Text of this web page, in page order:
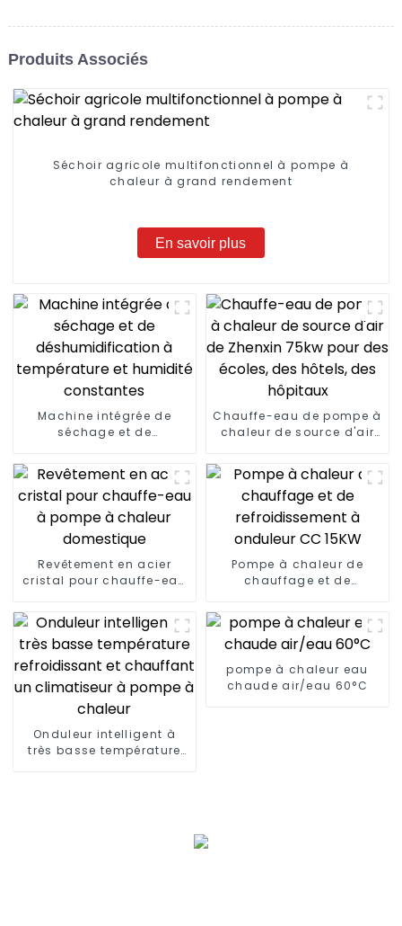
Produits Associés
Séchoir agricole multifonctionnel à pompe à
chaleur à grand rendement
En savoir plus
Machine intégrée de
séchage et de
température et humidité
constantes
Chauffe-eau de pompe à
chaleur de source d'air
écoles, des hôtels, des
hôpitaux
Revêtement en acier
cristal pour chauffe-eau
Pompe à chaleur de
chauffage et de
onduleur CC 15KW
Onduleur intelligent à
très basse température
pompe à chaleur eau
chaude air/eau 60°C